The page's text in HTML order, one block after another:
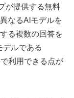
が提供する無料
なるAIモデルを
る複数の回答を
デルである
利用できる点が